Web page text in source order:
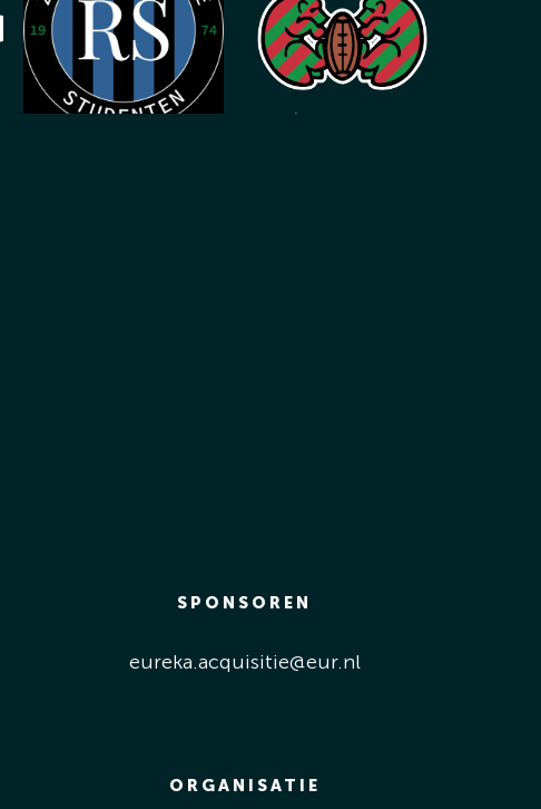
SPONSOREN
eureka.acquisitie@eur.nl
ORGANISATIE